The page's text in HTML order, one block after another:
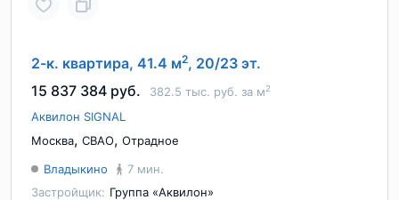
2-к. квартира, 41.4 м2, 20/23 эт.
15 837 384 руб.
382.5 тыс. руб. за м2
Аквилон SIGNAL
Москва, СВАО, Отрадное
Владыкино
7 мин.
Застройщик: Группа «Аквилон»